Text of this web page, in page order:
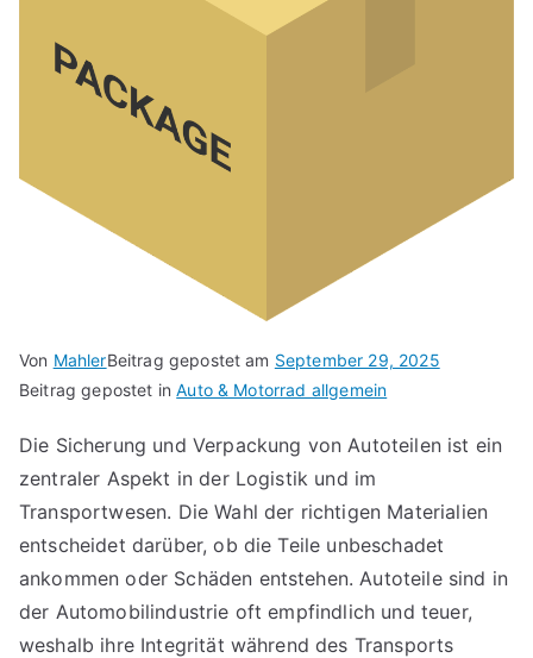
Von MahlerBeitrag gepostet am September 29, 2025
Beitrag gepostet inAuto & Motorrad allgemein
Die Sicherung und Verpackung von Autoteilen ist ein
zentraler Aspekt in der Logistik und im
Transportwesen. Die Wahl der richtigen Materialien
entscheidet darüber, ob die Teile unbeschadet
ankommen oder Schäden entstehen. Autoteile sind in
der Automobilindustrie oft empfindlich und teuer,
weshalb ihre Integrität während des Transports